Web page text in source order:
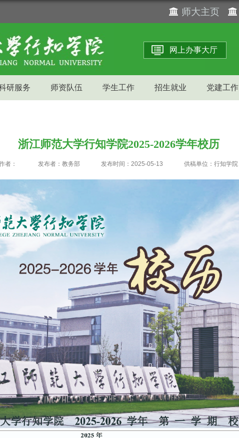
师大主页
网上办事大厅
研服务 师资队伍 学生工作 招生就业 党建工作
浙江师范大学行知学院2025-2026学年校历
者： 发布者：教务部 发布时间：2025-05-13 供稿单位：行知学院